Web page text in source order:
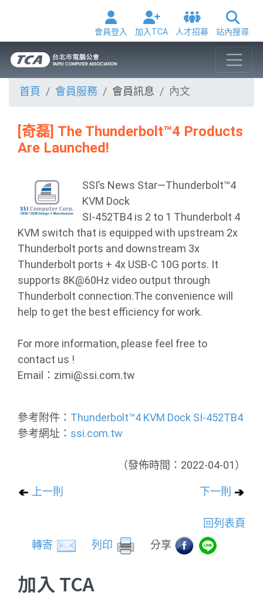
會員登入 加入TCA 人才招募 站內搜尋
首頁 會員服務 會員訊息 內文
[奇磊] The Thunderbolt™4 Products
Are Launched!
SSI’s News Star—Thunderbolt™4
KVM Dock
SI-452TB4 is 2 to 1 Thunderbolt 4
KVM switch that is equipped with upstream 2x
Thunderbolt ports and downstream 3x
Thunderbolt ports + 4x USB-C 10G ports. It
supports 8K@60Hz video output through
Thunderbolt connection.The convenience will
help to get the best efficiency for work.
For more information, please feel free to
contact us !
Email：zimi@ssi.com.tw
參考附件： Thunderbolt™4 KVM Dock SI-452TB4
參考網址： ssi.com.tw
（發佈時間：2022-04-01）
上一則 下一則
回列表頁
轉寄
列印 分享
加入 TCA